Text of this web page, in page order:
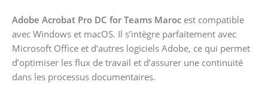
Adobe Acrobat Pro DC for Teams Maroc est compatible
avec Windows et macOS. Il s’intègre parfaitement avec
Microsoft Office et d’autres logiciels Adobe, ce qui permet
d’optimiser les flux de travail et d’assurer une continuité
dans les processus documentaires.